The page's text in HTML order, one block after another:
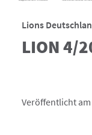
Lions
LION 4/
Veröffentlicht am